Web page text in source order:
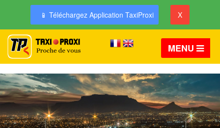
📱 Téléchargez Application TaxiProxi X
MENU